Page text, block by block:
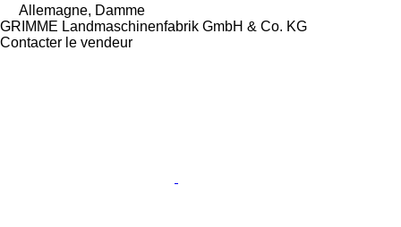
Allemagne, Damme
GRIMME Landmaschinenfabrik GmbH & Co. KG
Contacter le vendeur